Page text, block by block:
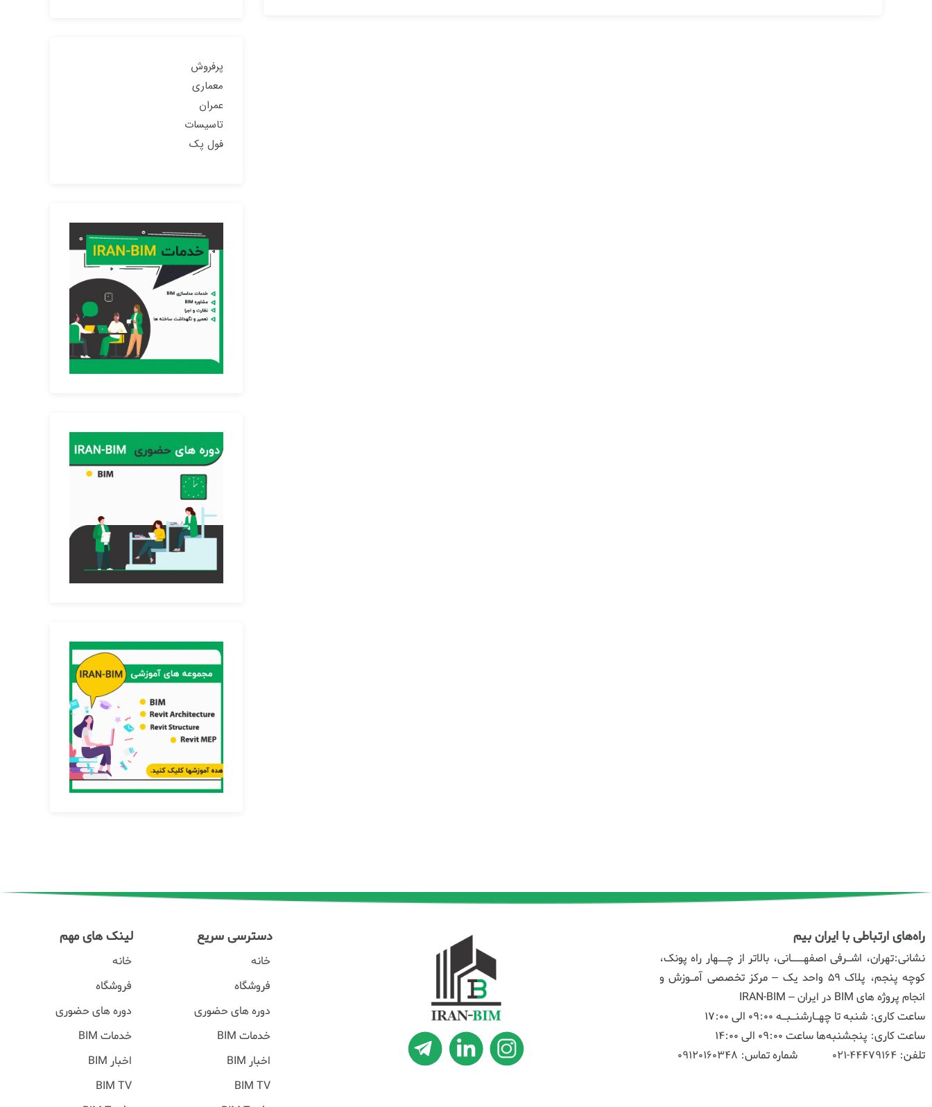
پرفروش
معماری
عمران
تاسیسات
فول پک
راه‌های ارتباطی با ایران بیم
نشانی:تهران، اشـرفی اصفهـــانی، بالاتر از چــهار راه پونک،
کوچه پنجم، پلاک ۵۹ واحد یک – مرکز تخصصی آمـوزش و
انجام پروژه های BIM در ایران – IRAN-BIM
ساعت کاری: شنبه تا چهـارشنـبـه 09:00 الی 17:00
ساعت کاری: پنجشنبه‌ها ساعت 09:00 الی 14:00
تلفن: 44479164-021 شماره تماس: 09120160348
دسترسی سریع
خانه
فروشگاه
دوره های حضوری
خدمات BIM
اخبار BIM
BIM TV
لینک های مهم
خانه
فروشگاه
دوره های حضوری
خدمات BIM
اخبار BIM
BIM TV